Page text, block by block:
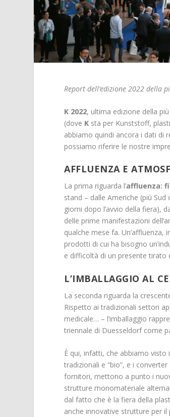
Report dell’edizione 2022 della
K 2022, ultima edizione della
(dove K sta per Kunststoff,
abbiamo quindi ancora i dati di
possiamo riferire le nostre
AFFLUENZA E
La prima riguarda l’affluenza:
stand – dalle Americhe (più
giorni dopo l’avvio della fiera),
delle prime manifestazioni
qualche mese fa.
prodotti di cui ha bisogno
e difficoltà di un presente tirato
L’IMBALLAGGIO AL
La seconda riguarda la
Rispetto ai tradizionali settori
medicale… – l’imballaggio
triennale di Duesseldorf come
È qui, infatti, che abbiamo
tradizionali e “bio”, e i
fornitori, mettono a punto i
strutture monomateriale
dal fatto che è la fiera della
anche innovative strutture per